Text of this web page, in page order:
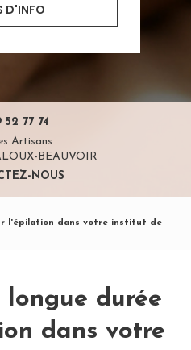
D'INFO
52 77 74
Artisans
BEAUVOIR
NOUS
l'épilation dans votre institut de
durée
dans votre